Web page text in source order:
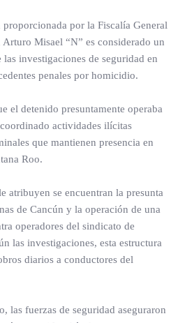
por la Fiscalía General
Misael “N” es considerado un
investigaciones de seguridad en
penales por homicidio.
el detenido presuntamente operaba
actividades ilícitas
que mantienen presencia en
Roo.
atribuyen se encuentran la presunta
de Cancún y la operación de una
operadores del sindicato de
las investigaciones, esta estructura
diarios a conductores del
las fuerzas de seguridad aseguraron